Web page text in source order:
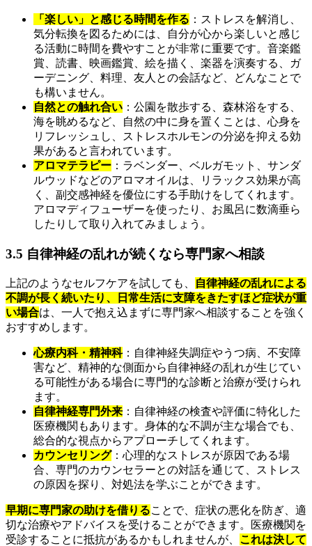
「楽しい」と感じる時間を作る ：ストレスを解消し、
気分転換を図るためには、自分が心から楽しいと感じ
る活動に時間を費やすことが非常に重要です。音楽鑑
賞、読書、映画鑑賞、絵を描く、楽器を演奏する、ガ
ーデニング、料理、友人との会話など、どんなことで
も構いません。
自然との触れ合い ：公園を散歩する、森林浴をする、
海を眺めるなど、自然の中に身を置くことは、心身を
リフレッシュし、ストレスホルモンの分泌を抑える効
果があると言われています。
アロマテラピー ：ラベンダー、ベルガモット、サンダ
ルウッドなどのアロマオイルは、リラックス効果が高
く、副交感神経を優位にする手助けをしてくれます。
アロマディフューザーを使ったり、お風呂に数滴垂ら
したりして取り入れてみましょう。
3.5 自律神経の乱れが続くなら専門家へ相談
上記のようなセルフケアを試しても、
自律神経の乱れによる
不調が長く続いたり、日常生活に支障をきたすほど症状が重
い場合は、一人で抱え込まずに専門家へ相談することを強く
おすすめします。
心療内科・精神科：自律神経失調症やうつ病、不安障
害など、精神的な側面から自律神経の乱れが生じてい
る可能性がある場合に専門的な診断と治療が受けられ
ます。
自律神経専門外来 ：自律神経の検査や評価に特化した
医療機関もあります。身体的な不調が主な場合でも、
総合的な視点からアプローチしてくれます。
カウンセリング：心理的なストレスが原因である場
合、専門のカウンセラーとの対話を通じて、ストレス
の原因を探り、対処法を学ぶことができます。
早期に専門家の助けを借りることで、症状の悪化を防ぎ、適
切な治療やアドバイスを受けることができます。医療機関を
受診することに抵抗があるかもしれませんが、 これは決して